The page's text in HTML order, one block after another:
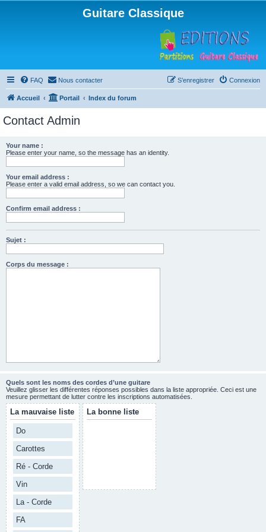
Guitare Classique
FAQ Nous contacter Connexion
S’enregistrer
Accueil Portail Index du forum
Contact Admin
Your name :
Please enter your name, so the message has an identity.
Your email address :
Please enter a valid email address, so we can contact you.
Confirm email address :
Sujet :
Corps du message :
Quels sont les noms des cordes d’une guitare
Veuillez glisser les différentes réponses possibles dans la liste appropriée. Ceci est une
mesure permettant de lutter contre les inscriptions automatisées.
La mauvaise liste
Do
Carottes
Ré - Corde
Vin
La - Corde
FA
La bonne liste